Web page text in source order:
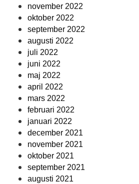
november 2022
oktober 2022
september 2022
augusti 2022
juli 2022
juni 2022
maj 2022
april 2022
mars 2022
februari 2022
januari 2022
december 2021
november 2021
oktober 2021
september 2021
augusti 2021